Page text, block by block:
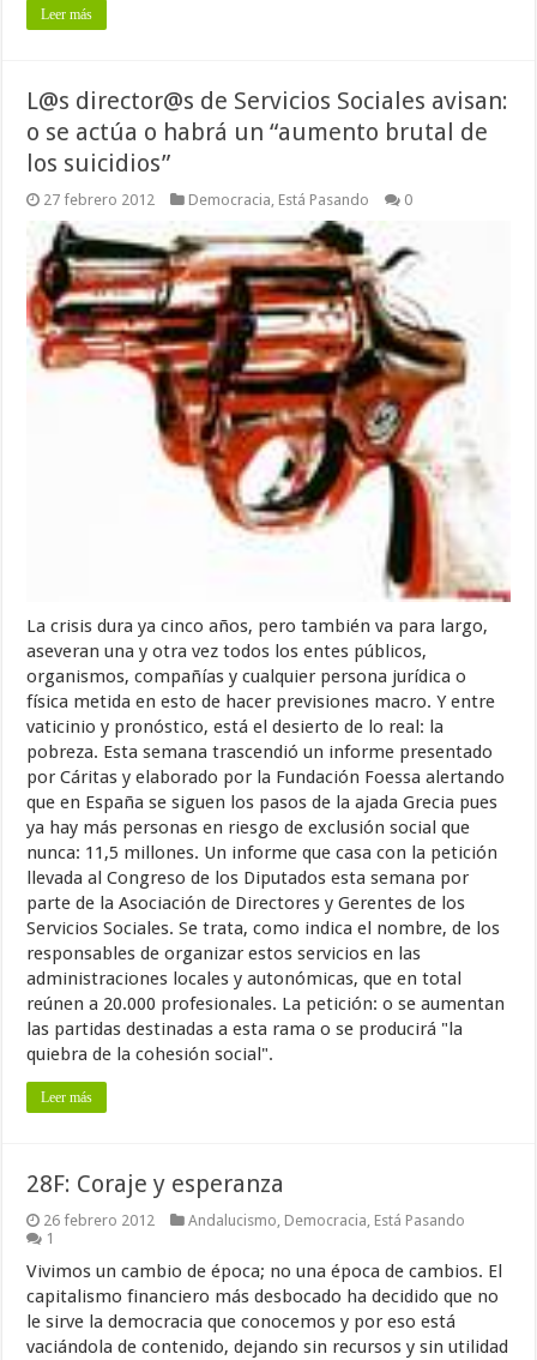
Leer más
L@s director@s de Servicios Sociales avisan:
o se actúa o habrá un “aumento brutal de
los suicidios”
27 febrero 2012 Democracia Está Pasando 0
La crisis dura ya cinco años, pero también va para largo,
aseveran una y otra vez todos los entes públicos,
organismos, compañías y cualquier persona jurídica o
física metida en esto de hacer previsiones macro. Y entre
vaticinio y pronóstico, está el desierto de lo real: la
pobreza. Esta semana trascendió un informe presentado
por Cáritas y elaborado por la Fundación Foessa alertando
que en España se siguen los pasos de la ajada Grecia pues
ya hay más personas en riesgo de exclusión social que
nunca: 11,5 millones. Un informe que casa con la petición
llevada al Congreso de los Diputados esta semana por
parte de la Asociación de Directores y Gerentes de los
Servicios Sociales. Se trata, como indica el nombre, de los
responsables de organizar estos servicios en las
administraciones locales y autonómicas, que en total
reúnen a 20.000 profesionales. La petición: o se aumentan
las partidas destinadas a esta rama o se producirá "la
quiebra de la cohesión social".
Leer más
28F: Coraje y esperanza
26 febrero 2012 Andalucismo, Democracia, Está Pasando
1
Vivimos un cambio de época; no una época de cambios. El
capitalismo financiero más desbocado ha decidido que no
le sirve la democracia que conocemos y por eso está
vaciándola de contenido, dejando sin recursos y sin utilidad